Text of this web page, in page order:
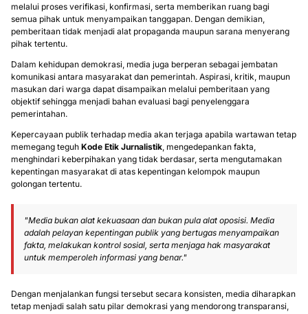
melalui proses verifikasi, konfirmasi, serta memberikan ruang bagi
semua pihak untuk menyampaikan tanggapan. Dengan demikian,
pemberitaan tidak menjadi alat propaganda maupun sarana menyerang
pihak tertentu.
Dalam kehidupan demokrasi, media juga berperan sebagai jembatan
komunikasi antara masyarakat dan pemerintah. Aspirasi, kritik, maupun
masukan dari warga dapat disampaikan melalui pemberitaan yang
objektif sehingga menjadi bahan evaluasi bagi penyelenggara
pemerintahan.
Kepercayaan publik terhadap media akan terjaga apabila wartawan tetap
memegang teguh Kode Etik Jurnalistik , mengedepankan fakta,
menghindari keberpihakan yang tidak berdasar, serta mengutamakan
kepentingan masyarakat di atas kepentingan kelompok maupun
golongan tertentu.
"Media bukan alat kekuasaan dan bukan pula alat oposisi. Media
adalah pelayan kepentingan publik yang bertugas menyampaikan
fakta, melakukan kontrol sosial, serta menjaga hak masyarakat
untuk memperoleh informasi yang benar."
Dengan menjalankan fungsi tersebut secara konsisten, media diharapkan
tetap menjadi salah satu pilar demokrasi yang mendorong transparansi,